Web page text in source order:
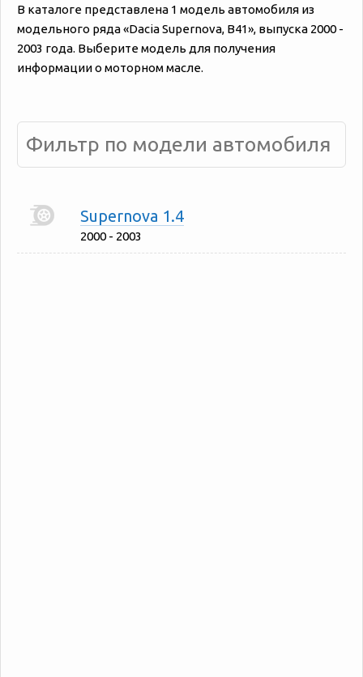
В каталоге представлена 1 модель автомобиля из
модельного ряда «‎Dacia Supernova, B41», выпуска 2000 -
2003 года. Выберите модель для получения
информации о моторном масле.
Supernova 1.4
2000 - 2003